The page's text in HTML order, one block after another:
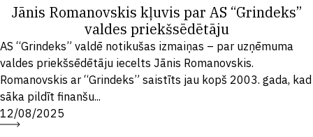
Jānis Romanovskis kļuvis par AS “Grindeks”
valdes priekšsēdētāju
AS “Grindeks” valdē notikušas izmaiņas – par uzņēmuma
valdes priekšsēdētāju iecelts Jānis Romanovskis.
Romanovskis ar “Grindeks” saistīts jau kopš 2003. gada, kad
sāka pildīt finanšu...
12/08/2025